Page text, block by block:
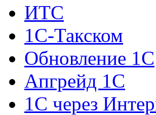
ИТС
1С-Такском
Обновление 1С
Апгрейд 1С
1С через